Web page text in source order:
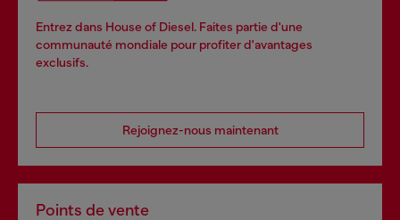
Entrez dans House of Diesel. Faites partie d'une
communauté mondiale pour profiter d'avantages
exclusifs.
Rejoignez-nous maintenant
Points de vente